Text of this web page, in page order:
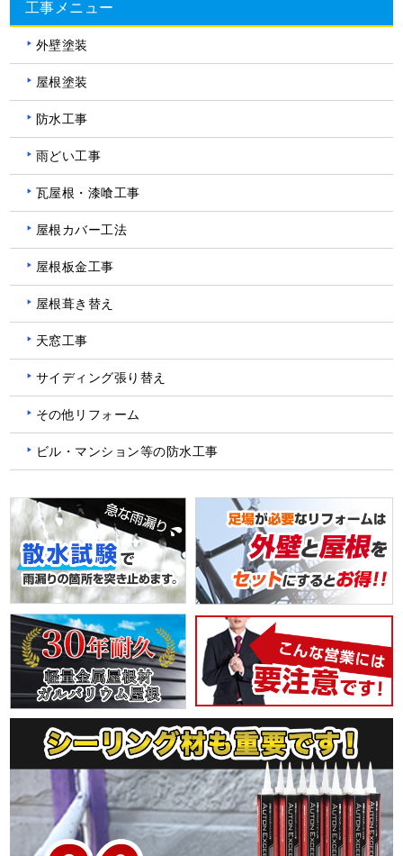
工事メニュー
外壁塗装
屋根塗装
防水工事
雨どい工事
瓦屋根・漆喰工事
屋根カバー工法
屋根板金工事
屋根葺き替え
天窓工事
サイディング張り替え
その他リフォーム
ビル・マンション等の防水工事